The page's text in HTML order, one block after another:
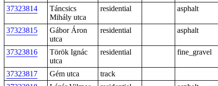
37323814
Táncsics
Mihály utca
residential asphalt
37323815
Gábor Áron
utca
residential asphalt
37323816
Török Ignác
utca
residential fine_gravel
37323817 Gém utca
track